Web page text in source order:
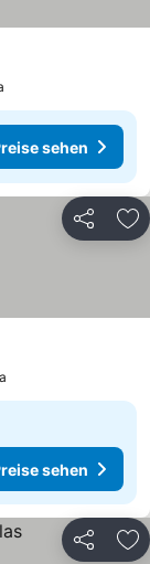
sehen
Teilen
sehen
Teilen